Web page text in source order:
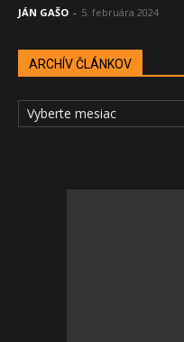
JÁN GAŠO - 5. februára 2024
ARCHÍV ČLÁNKOV
ARCHÍV
ČLÁNKOV